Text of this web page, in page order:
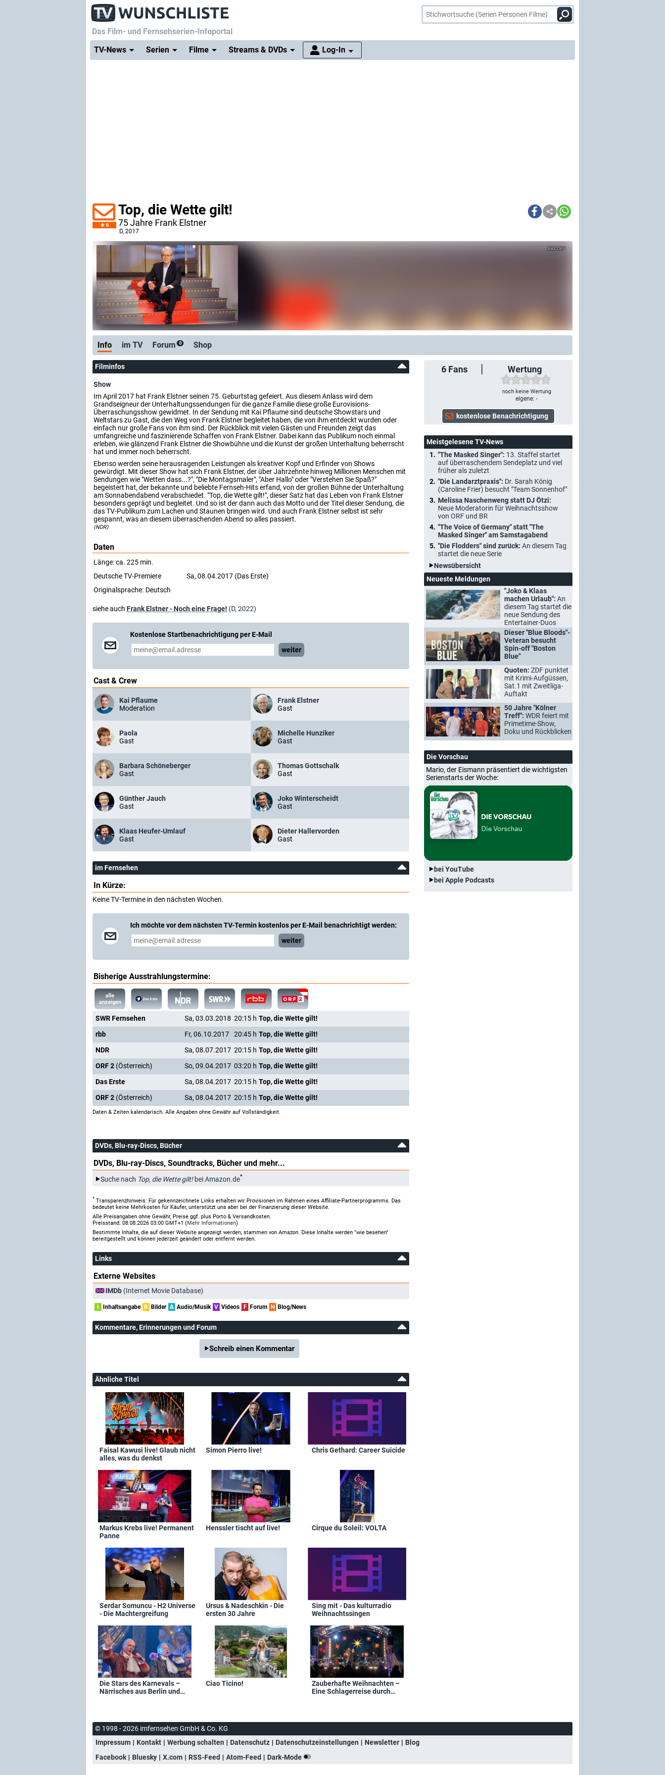
Das Film- und Fernsehserien-Infoportal
TV-News
Serien Filme Streams & DVDs Log-In
6
Top, die Wette gilt!
75 Jahre Frank Elstner
D, 2017
ORF
Info im TV Forum 0 Shop
6 Fans Wertung
noch keine Wertung
eigene: -
Filminfos
Show
Im April 2017 hat Frank Elstner seinen 75. Geburtstag gefeiert. Aus diesem Anlass wird dem
Grandseigneur der Unterhaltungssendungen für die ganze Familie diese große Eurovisions-
Überraschungsshow gewidmet. In der Sendung mit Kai Pflaume sind deutsche Showstars und
Weltstars zu Gast, die den Weg von Frank Elstner begleitet haben, die von ihm entdeckt wurden oder
einfach nur große Fans von ihm sind. Der Rückblick mit vielen Gästen und Freunden zeigt das
umfangreiche und faszinierende Schaffen von Frank Elstner. Dabei kann das Publikum noch einmal
erleben, wie glänzend Frank Elstner die Showbühne und die Kunst der großen Unterhaltung beherrscht
hat und immer noch beherrscht.
Ebenso werden seine herausragenden Leistungen als kreativer Kopf und Erfinder von Shows
gewürdigt. Mit dieser Show hat sich Frank Elstner, der über Jahrzehnte hinweg Millionen Menschen mit
Sendungen wie "Wetten dass...?", "Die Montagsmaler", "Aber Hallo" oder "Verstehen Sie Spaß?"
begeistert hat, der bekannte und beliebte Fernseh-Hits erfand, von der großen Bühne der Unterhaltung
am Sonnabendabend verabschiedet. "Top, die Wette gilt!", dieser Satz hat das Leben von Frank Elstner
besonders geprägt und begleitet. Und so ist der dann auch das Motto und der Titel dieser Sendung, die
das TV-Publikum zum Lachen und Staunen bringen wird. Und auch Frank Elstner selbst ist sehr
gespannt, was an diesem überraschenden Abend so alles passiert.
(NDR)
Daten
Länge: ca. 225 min.
Deutsche TV-Premiere
Sa, 08.04.2017 (Das Erste)
Originalsprache: Deutsch
siehe auch Frank Elstner - Noch eine Frage! (D, 2022)
Kostenlose Startbenachrichtigung per E-Mail
weiter
Cast & Crew
Kai Pflaume
Moderation
Frank Elstner
Gast
Paola
Gast
Michelle Hunziker
Gast
Barbara Schöneberger
Gast
Thomas Gottschalk
Gast
Günther Jauch
Gast
Joko Winterscheidt
Gast
Klaas Heufer-Umlauf
Gast
Dieter Hallervorden
Gast
im Fernsehen
In Kürze:
Keine TV-Termine in den nächsten Wochen.
Ich möchte vor dem nächsten TV-Termin kostenlos per E-Mail benachrichtigt werden:
weiter
Bisherige Ausstrahlungstermine:
alle
anzeigen
SWR Fernsehen Sa, 03.03.2018 20:15 h Top, die Wette gilt!
rbb
Fr, 06.10.2017 20:45 h Top, die Wette gilt!
NDR
Sa, 08.07.2017 20:15 h Top, die Wette gilt!
ORF 2 (Österreich) So, 09.04.2017 03:20 h Top, die Wette gilt!
Das Erste
Sa, 08.04.2017 20:15 h Top, die Wette gilt!
ORF 2 (Österreich) Sa, 08.04.2017 20:15 h Top, die Wette gilt!
Daten & Zeiten kalendarisch. Alle Angaben ohne Gewähr auf Vollständigkeit.
DVDs, Blu-ray-Discs, Bücher
DVDs, Blu-ray-Discs, Soundtracks, Bücher und mehr...
Suche nach Top, die Wette gilt!bei Amazon.de*
* Transparenzhinweis: Für gekennzeichnete Links erhalten wir Provisionen im Rahmen eines Affiliate-Partnerprogramms. Das
bedeutet keine Mehrkosten für Käufer, unterstützt uns aber bei der Finanzierung dieser Website.
Alle Preisangaben ohne Gewähr, Preise ggf. plus Porto & Versandkosten.
Preisstand: 08.08.2026 03:00 GMT+1 (Mehr Informationen)
Bestimmte Inhalte, die auf dieser Website angezeigt werden, stammen von Amazon. Diese Inhalte werden "wie besehen"
bereitgestellt und können jederzeit geändert oder entfernt werden.
Links
Externe Websites
IMDb (Internet Movie Database)
I Inhaltsangabe B Bilder A Audio/Musik V Videos F Forum N Blog/News
Kommentare, Erinnerungen und Forum
Schreib einen Kommentar
Ähnliche Titel
Faisal Kawusi live! Glaub nicht
alles, was du denkst
Simon Pierro live! Chris Gethard: Career Suicide
Markus Krebs live! Permanent
Panne
Henssler tischt auf live! Cirque du Soleil: VOLTA
Serdar Somuncu - H2 Universe
- Die Machtergreifung
Ursus & Nadeschkin - Die
ersten 30 Jahre
Sing mit - Das kulturradio
Weihnachtssingen
Die Stars des Karnevals –
Närrisches aus Berlin und
Ciao Ticino!
Zauberhafte Weihnachten –
Eine Schlagerreise durch
Meistgelesene TV-News
"The Masked Singer": 13. Staffel startet
auf überraschendem Sendeplatz und viel
früher als zuletzt
"Die Landarztpraxis": Dr. Sarah König
(Caroline Frier) besucht "Team Sonnenhof"
Melissa Naschenweng statt DJ Ötzi:
Neue Moderatorin für Weihnachtsshow
von ORF und BR
"The Voice of Germany" statt "The
Masked Singer" am Samstagabend
"Die Flodders" sind zurück: An diesem Tag
startet die neue Serie
Newsübersicht
Neueste Meldungen
"Joko & Klaas
machen Urlaub": An
diesem Tag startet die
neue Sendung des
Entertainer-Duos
Dieser "Blue Bloods"-
Veteran besucht
Spin-off "Boston
Blue"
Quoten: ZDF punktet
mit Krimi-Aufgüssen,
Sat.1 mit Zweitliga-
Auftakt
50 Jahre "Kölner
Treff": WDR feiert mit
Primetime-Show,
Doku und Rückblicken
Die Vorschau
Mario, der Eismann präsentiert die wichtigsten
Serienstarts der Woche:
bei YouTube
bei Apple Podcasts
© 1998 - 2026 imfernsehen GmbH & Co. KG
Impressum
Kontakt Werbung schalten Datenschutz Datenschutzeinstellungen Newsletter
Blog
Facebook
Bluesky X.com RSS-Feed Atom-Feed Dark-Mode